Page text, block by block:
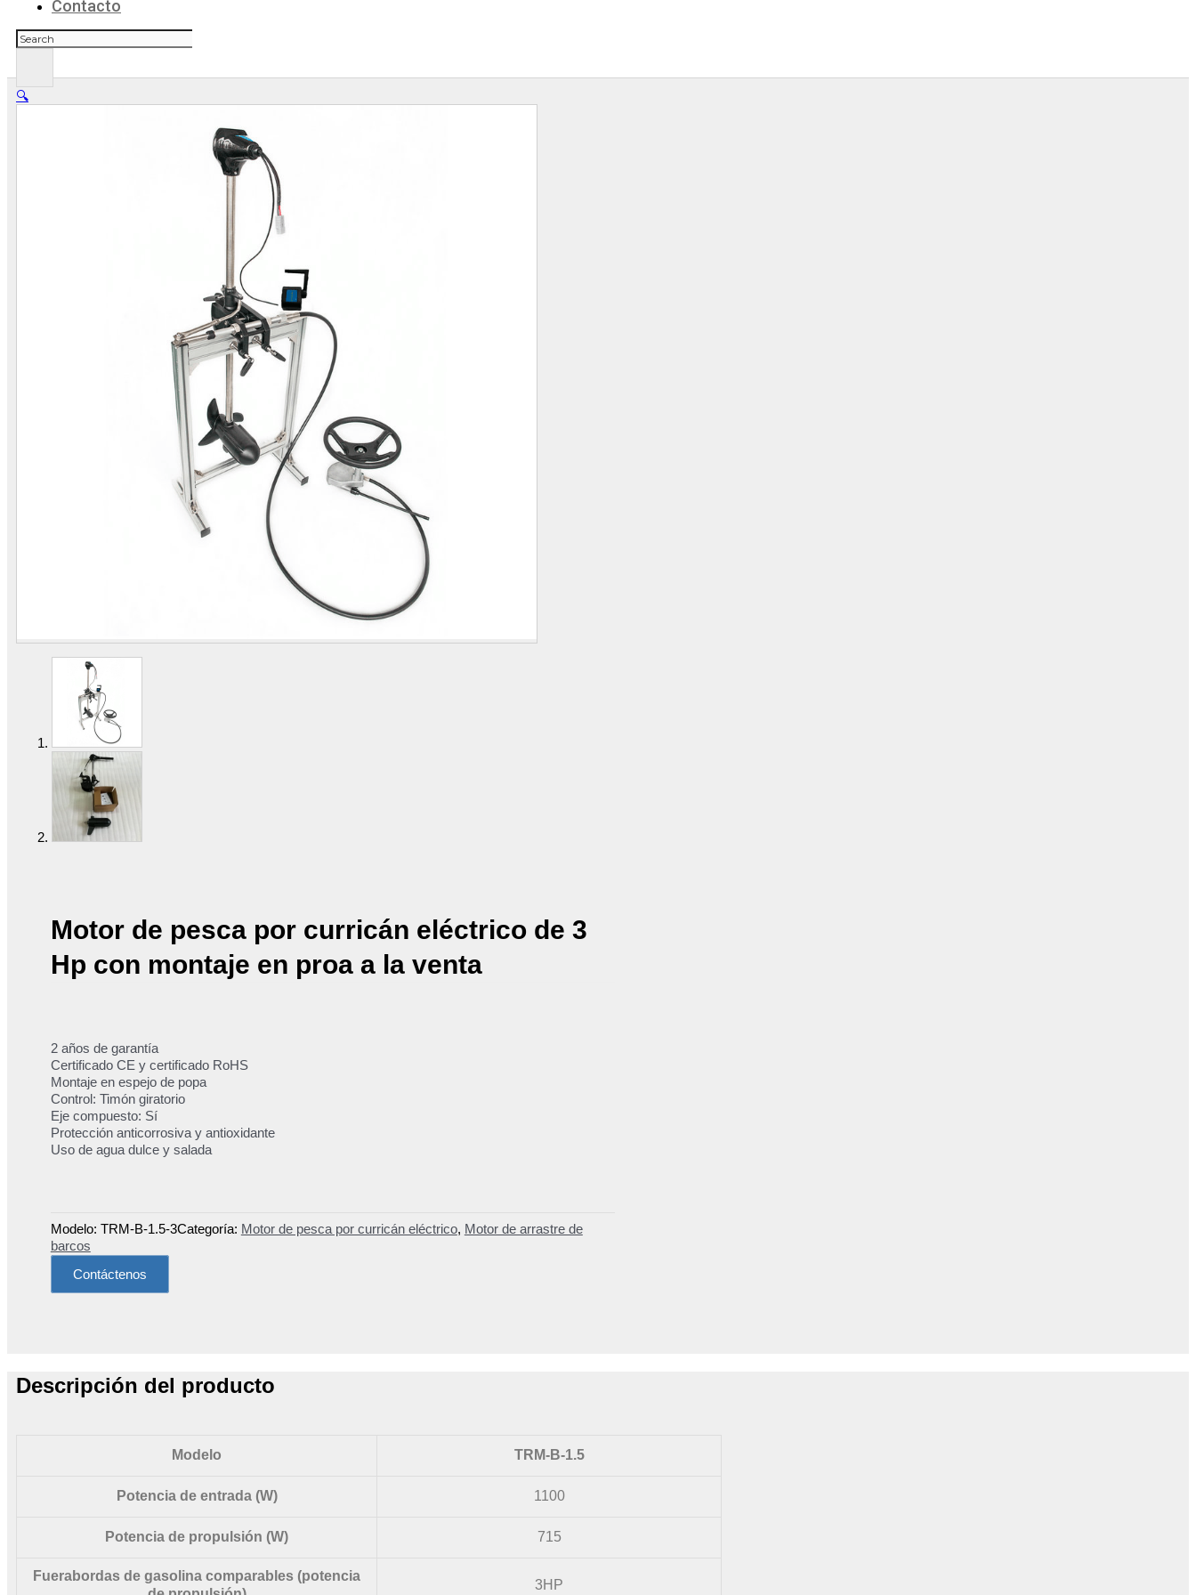
Contacto
Buscar
🔍
Motor de pesca por curricán eléctrico de 3
Hp con montaje en proa a la venta
2 años de garantía
Certificado CE y certificado RoHS
Montaje en espejo de popa
Control: Timón giratorio
Eje compuesto: Sí
Protección anticorrosiva y antioxidante
Uso de agua dulce y salada
Modelo: TRM-B-1.5-3Categoría: Motor de pesca por curricán eléctrico, Motor de arrastre de
barcos
Contáctenos
Descripción del producto
Modelo TRM-B-1.5
Potencia de entrada (W) 1100
Potencia de propulsión (W) 715
Fuerabordas de gasolina comparables (potencia
3HP